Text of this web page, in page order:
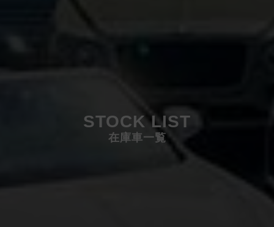
STOCK LIST
在庫車一覧